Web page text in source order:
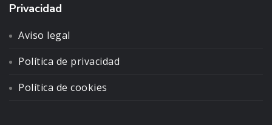
Privacidad
Aviso legal
Política de privacidad
Política de cookies